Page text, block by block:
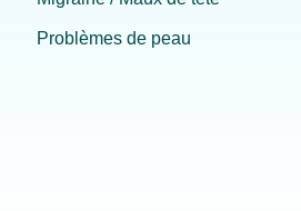
Problèmes de peau